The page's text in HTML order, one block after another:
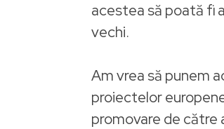
acestea să poată fi
vechi.
Am vrea să punem
proiectelor
promovare de